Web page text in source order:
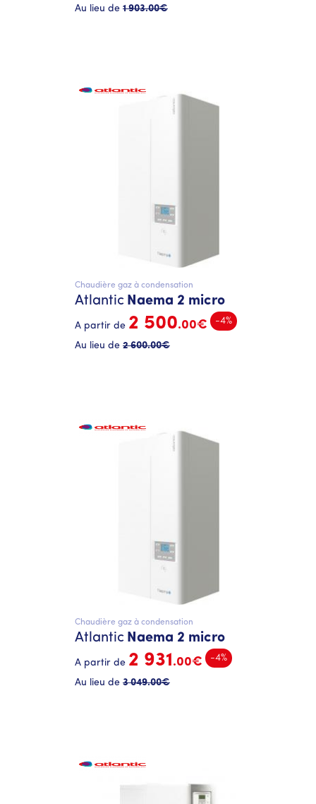
Au lieu de 1 903.00€
Chaudière gaz à condensation
Atlantic Naema 2 micro
A partir de 2 500.00€ -4%
Au lieu de 2 600.00€
Chaudière gaz à condensation
Atlantic Naema 2 micro
A partir de 2 931.00€ -4%
Au lieu de 3 049.00€